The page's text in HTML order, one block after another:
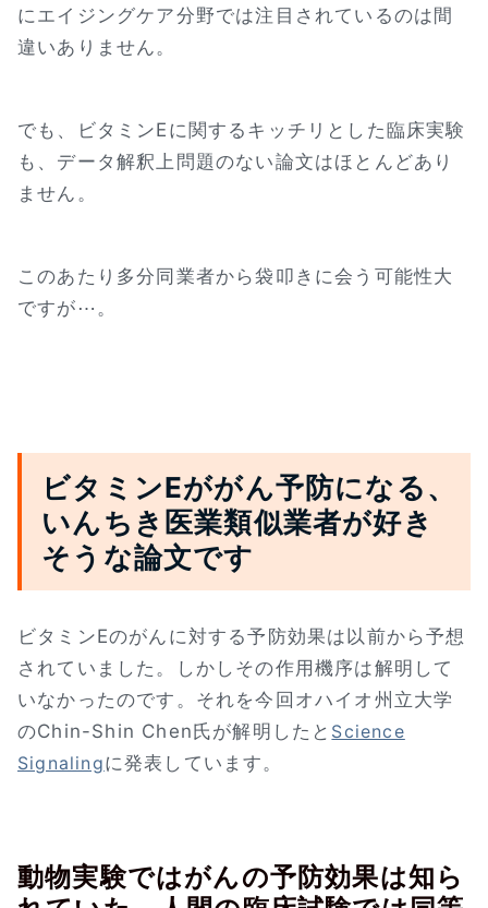
にエイジングケア分野では注目されているのは間
違いありません。
でも、ビタミンEに関するキッチリとした臨床実験
も、データ解釈上問題のない論文はほとんどあり
ません。
このあたり多分同業者から袋叩きに会う可能性大
ですが⋯。
ビタミンEががん予防になる、
いんちき医業類似業者が好き
そうな論文です
ビタミンEのがんに対する予防効果は以前から予想
されていました。しかしその作用機序は解明して
いなかったのです。それを今回オハイオ州立大学
のChin-Shin Chen氏が解明したと Science
Signalingに発表しています。
動物実験ではがんの予防効果は知ら